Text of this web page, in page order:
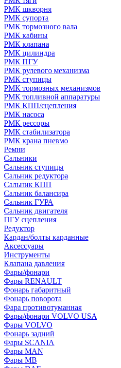
РМК шкворня
РМК супорта
РМК тормозного вала
РМК кабины
РМК клапана
РМК цилиндра
РМК ПГУ
РМК рулевого механизма
РМК ступицы
РМК тормозных механизмов
РМК топливной аппаратуры
РМК КПП/сцепления
РМК насоса
РМК рессоры
РМК стабилизатора
РМК крана пневмо
Ремни
Сальники
Сальник ступицы
Сальник редуктора
Сальник КПП
Сальник балансира
Сальник ГУРА
Сальник двигателя
ПГУ сцепления
Редуктор
Кардан/болты карданные
Аксессуары
Инструменты
Клапана давления
Фары/фонари
Фары RENAULT
Фонарь габаритный
Фонарь поворота
Фара противотуманная
Фары/фонари VOLVO USA
Фары VOLVO
Фонарь задний
Фары SCANIA
Фары MAN
Фары MB